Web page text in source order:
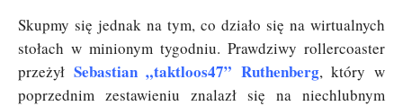
Skupmy się jednak na tym, co działo się na wirtualnych
stołach w minionym tygodniu. Prawdziwy rollercoaster
przeżył Sebastian „taktloos47” Ruthenberg, który w
poprzednim zestawieniu znalazł się na niechlubnym